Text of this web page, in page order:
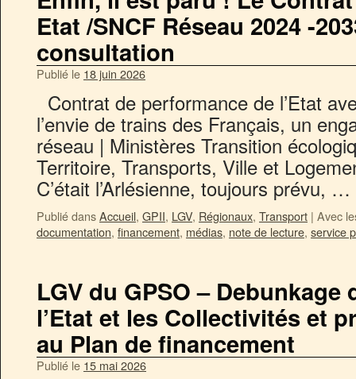
Etat /SNCF Réseau 2024 -
consultation
Publié le 18 juin 2026
Contrat de performance de l’Etat
l’envie de trains des Français, un
réseau | Ministères Transition
Territoire, Transports, Ville et
C’était l’Arlésienne, toujours prévu, …
Publié dansAccueil, GPII, LGV, Régionaux, Transport | Avec
documentation, financement, médias, note de lecture, service
LGV du GPSO –
l’Etat et les Collectivités et
au Plan de financement
Publié le 15 mai 2026